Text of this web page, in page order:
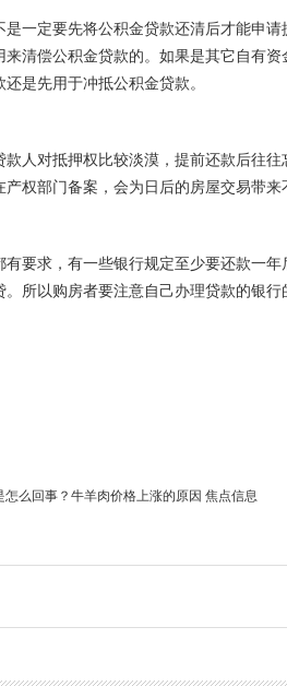
一定要先将公积金贷款还清后才能申
清偿公积金贷款的。如果是其它自有
是先用于冲抵公积金贷款。
人对抵押权比较淡漠，提前还款后往
权部门备案，会为日后的房屋交易带来
要求，有一些银行规定至少要还款一
所以购房者要注意自己办理贷款的银行
么回事？牛羊肉价格上涨的原因 焦点信息